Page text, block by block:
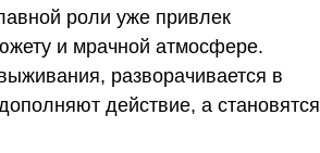
роли уже привлек
и мрачной атмосфере.
разворачивается в
действие, а становятся